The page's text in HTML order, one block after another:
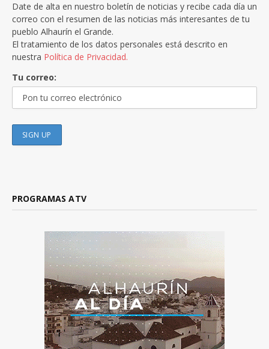
Date de alta en nuestro boletín de noticias y recibe cada día un
correo con el resumen de las noticias más interesantes de tu
pueblo Alhaurín el Grande.
El tratamiento de los datos personales está descrito en
nuestra Política de Privacidad.
Tu correo:
PROGRAMAS ATV